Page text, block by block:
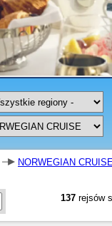
NORWEGIAN
137 rejsów